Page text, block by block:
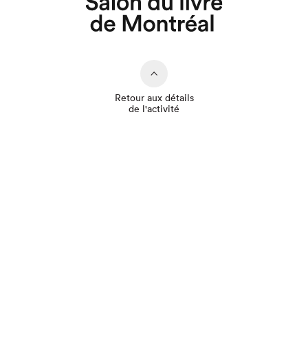
Que cherchez-vous?
Retour aux détails
de l'activité